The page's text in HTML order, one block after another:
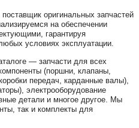
оригинальных запчастей
на обеспечении
гарантируя
условиях эксплуатации.
— запчасти для всех
(поршни, клапаны,
передач, карданные валы),
электрооборудование
детали и многое другое. Мы
так и комплекты для